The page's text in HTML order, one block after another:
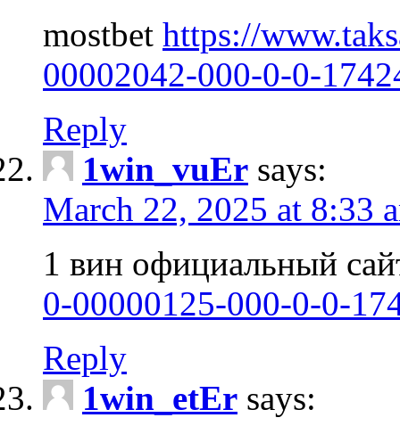
mostbet https://
00002042-000-0-0-
Reply
1win_vuEr says:
March 22, 2025 at 8:33
1 вин официальный
0-00000125-000-0-0-
Reply
1win_etEr says: